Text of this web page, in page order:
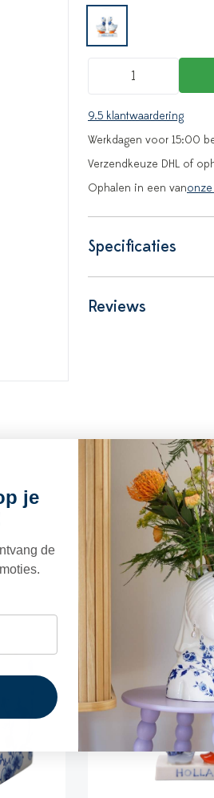
9.5 klantwaardering
Werkdagen voor 15:00
Verzendkeuze DHL of
Ophalen in een van
Specificaties
Reviews
je
de